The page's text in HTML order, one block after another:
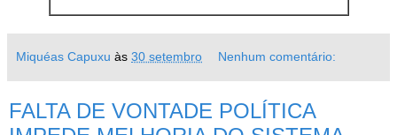
Miquéas Capuxu às 30 setembro Nenhum comentário:
FALTA DE VONTADE POLÍTICA